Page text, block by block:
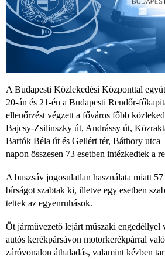
A Budapesti Közlekedési Központtal
20-án és 21-én a Budapesti Rendőr-
ellenőrzést végzett a főváros főbb
Bajcsy-Zsilinszky út, Andrássy út,
Bartók Béla út és Gellért tér, Báthory
napon összesen 73 esetben intézkedtek a
A buszsáv jogosulatlan használata miatt
bírságot szabtak ki, illetve egy esetben
tettek az egyenruhások.
Öt járművezető lejárt műszaki engedéllyel
autós kerékpársávon motorkerékpárral
záróvonalon áthaladás, valamint kézben